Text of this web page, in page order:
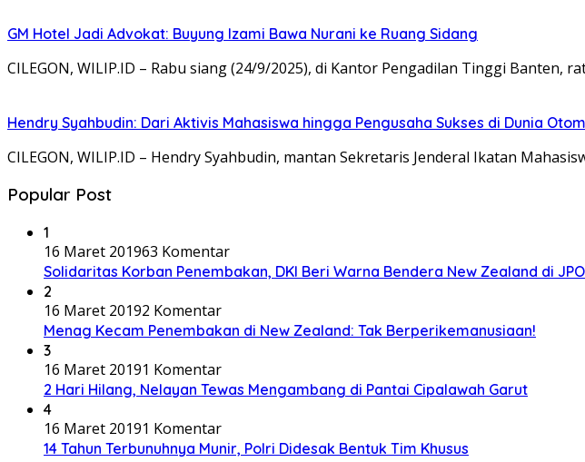
GM Hotel Jadi Advokat: Buyung Izami Bawa Nurani ke Ruang Sidang
CILEGON, WILIP.ID – Rabu siang (24/9/2025), di Kantor Pengadilan Tinggi Banten,
Hendry Syahbudin: Dari Aktivis Mahasiswa hingga Pengusaha Sukses di Dunia
CILEGON, WILIP.ID – Hendry Syahbudin, mantan Sekretaris Jenderal Ikatan
Popular Post
1
16 Maret 201963 Komentar
Solidaritas Korban Penembakan, DKI Beri Warna Bendera New Zealand di JPO
2
16 Maret 20192 Komentar
Menag Kecam Penembakan di New Zealand: Tak Berperikemanusiaan!
3
16 Maret 20191 Komentar
2 Hari Hilang, Nelayan Tewas Mengambang di Pantai Cipalawah Garut
4
16 Maret 20191 Komentar
14 Tahun Terbunuhnya Munir, Polri Didesak Bentuk Tim Khusus